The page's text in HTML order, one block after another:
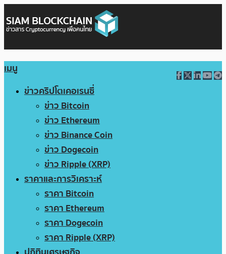
เมนู
ข่าวคริปโตเคอเรนซี่
ข่าว Bitcoin
ข่าว Ethereum
ข่าว Binance Coin
ข่าว Dogecoin
ข่าว Ripple (XRP)
ราคาและการวิเคราะห์
ราคา Bitcoin
ราคา Ethereum
ราคา Dogecoin
ราคา Ripple (XRP)